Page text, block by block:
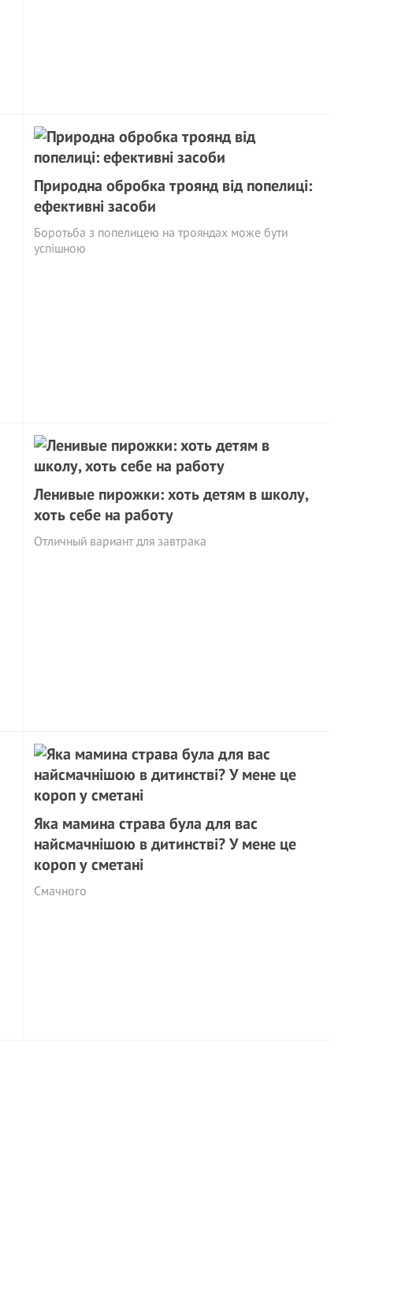
Природна обробка троянд від попелиці:
ефективні засоби
Боротьба з попелицею на трояндах може бути
успішною
Ленивые пирожки: хоть детям в школу,
хоть себе на работу
Отличный вариант для завтрака
Яка мамина страва була для вас
найсмачнішою в дитинстві? У мене це
короп у сметані
Смачного